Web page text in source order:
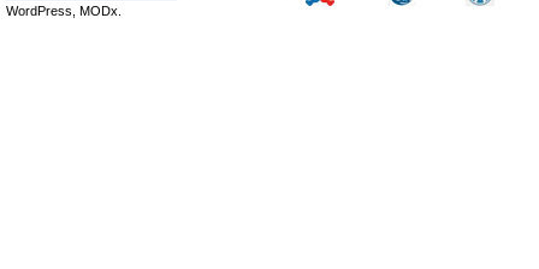
WordPress, MODx.